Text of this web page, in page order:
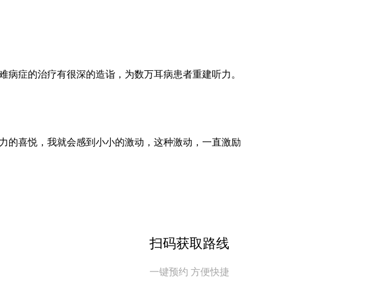
症的治疗有很深的造诣，为数万耳病患者重建听力。
喜悦，我就会感到小小的激动，这种激动，一直激励
扫码获取路线
一键预约 方便快捷